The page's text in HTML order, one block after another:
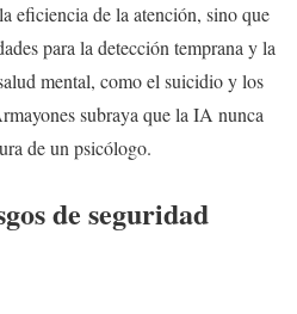
eficiencia de la atención, sino que
para la detección temprana y la
mental, como el suicidio y los
subraya que la IA nunca
de un psicólogo.
de seguridad